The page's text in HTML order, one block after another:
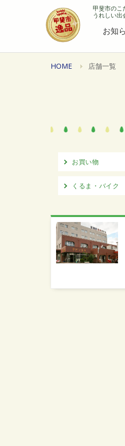
甲斐市のこ
うれしい出
お知
HOME 店舗一覧
お買い物
くるま・バイク